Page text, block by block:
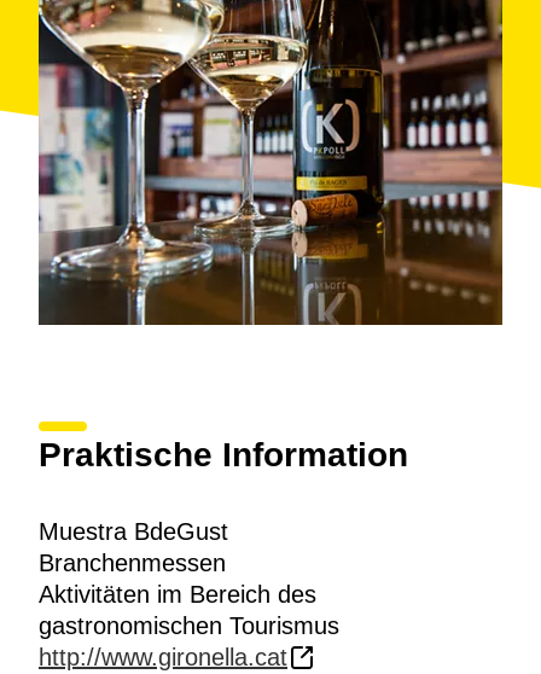
Praktische Information
Muestra BdeGust
Branchenmessen
Aktivitäten im Bereich des
gastronomischen Tourismus
http://www.gironella.cat